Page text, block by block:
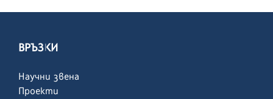
ВРЪЗКИ
Научни звена
Проекти